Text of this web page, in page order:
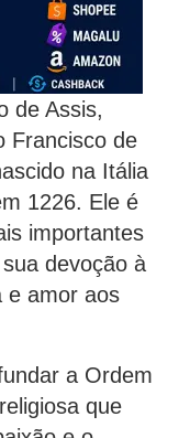
de Assis,
Francisco de
na Itália
1226. Ele é
importantes
devoção à
e amor aos
a Ordem
que